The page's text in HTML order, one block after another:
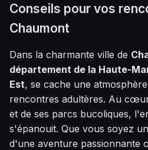
Conseils pour vos
Chaumont
Dans la charmante ville de
département de la Haute-
Est, se cache une
rencontres adultères. Au
et de ses parcs bucoliques,
s'épanouit. Que vous soyez
d'une aventure passionnante